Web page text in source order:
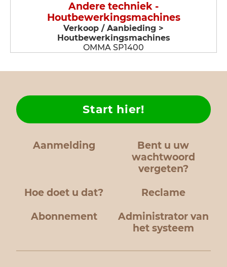
Andere techniek -
Houtbewerkingsmachines
Verkoop / Aanbieding >
Houtbewerkingsmachines
OMMA SP1400
Aanmelding
Bent u uw
wachtwoord
vergeten?
Hoe doet u dat?
Start hier!
Reclame
Abonnement
Administrator van
het systeem